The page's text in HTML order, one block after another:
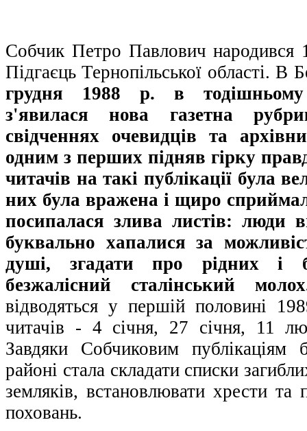
Собчик Петро Павлович народився
Підгаєць Тернопільської області.
грудня 1988 р. в
з'явилася нова газетна
свідченнях очевидців та
одним з перших підняв гірку
читачів на такі публікації була
них була вражена і щиро
посипалася злива листів: люди
буквально хапалися за
душі, згадати про рідних і
безжалісний сталінський
відводяться у першій половині
читачів - 4 січня, 27 січня, 11
Завдяки Собчиковим публікаціям
районі стала складати списки
земляків, встановлювати хрести та
поховань.